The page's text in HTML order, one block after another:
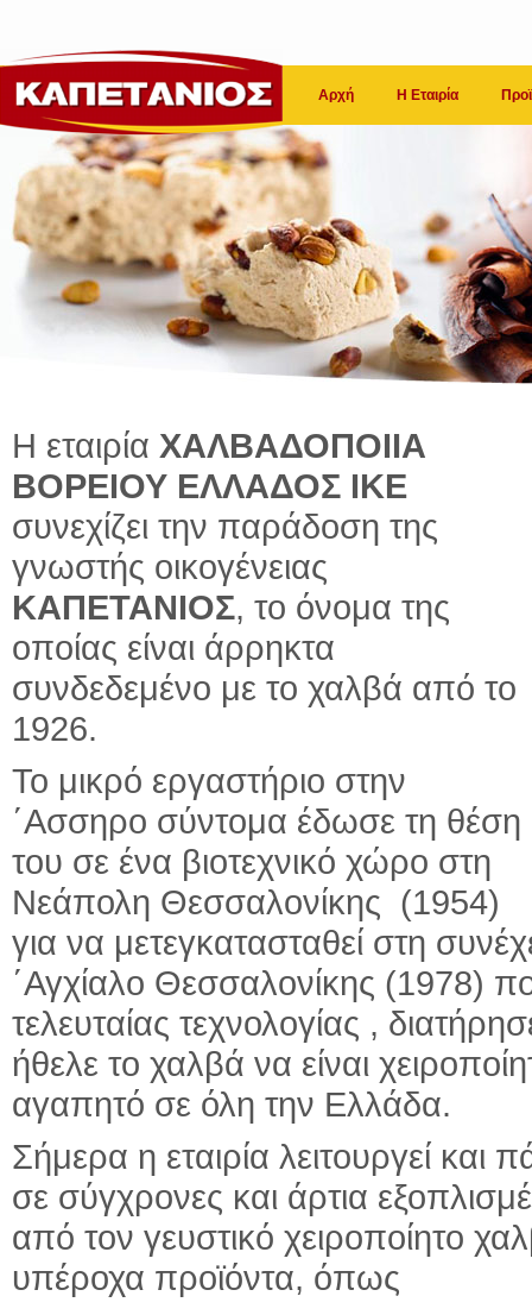
Αρχή Η Εταιρία
Η εταιρία ΧΑΛΒΑΔΟΠΟΙΙΑ
ΒΟΡΕΙΟΥ ΕΛΛΑΔΟΣ ΙΚΕ
συνεχίζει την παράδοση της
γνωστής οικογένειας
ΚΑΠΕΤΑΝΙΟΣ, το όνομα της
οποίας είναι άρρηκτα
συνδεδεμένο με το χαλβά από το
1926.
Το μικρό εργαστήριο στην
΄Ασσηρο σύντομα έδωσε τη θέση
του σε ένα βιοτεχνικό χώρο στη
Νεάπολη Θεσσαλονίκης (1954)
για να μετεγκατασταθεί στη
΄Αγχίαλο Θεσσαλονίκης (1978)
τελευταίας τεχνολογίας ,
ήθελε το χαλβά να είναι
αγαπητό σε όλη την Ελλάδα.
Σήμερα η εταιρία λειτουργεί και
σε σύγχρονες και άρτια
από τον γευστικό χειροποίητο
υπέροχα προϊόντα, όπως